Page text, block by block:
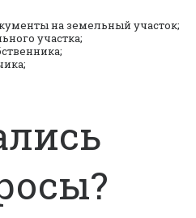
на земельный участок;
участка;